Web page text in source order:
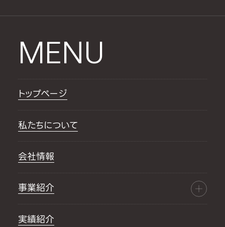
MENU
トップページ
私たちについて
会社情報
事業紹介
実績紹介